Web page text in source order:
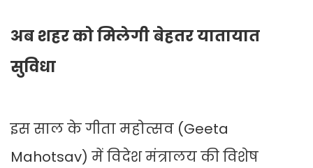
अब शहर को मिलेगी बेहतर यातायात
सुविधा
इस साल के गीता महोत्सव (Geeta
Mahotsav) में विदेश मंत्रालय की विशेष